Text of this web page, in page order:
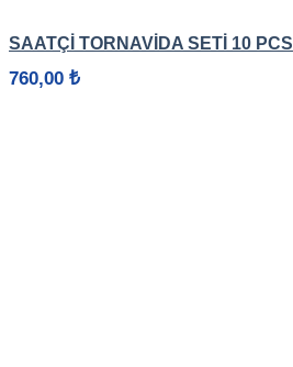
SAATÇİ TORNAVİDA SETİ 10 PCS
760,00 ₺